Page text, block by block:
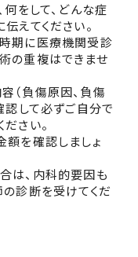
何をして、どんな症
えてください。
期に医療機関受診
の重複はできませ
（負傷原因、負傷
認して必ずご自分で
さい。
額を確認しましょ
は、内科的要因も
診断を受けてくだ